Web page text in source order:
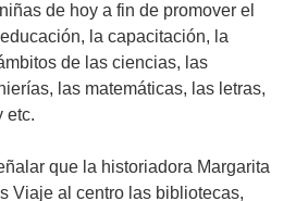
de hoy a fin de promover el
la capacitación, la
de las ciencias, las
las matemáticas, las letras,
etc.
que la historiadora Margarita
Viaje al centro las bibliotecas,